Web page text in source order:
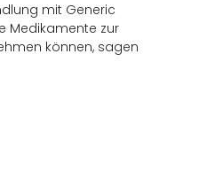
mit Generic
Medikamente zur
können, sagen